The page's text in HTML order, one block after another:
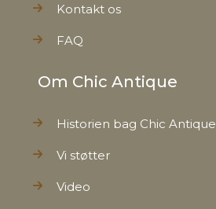
Kontakt os
FAQ
Om Chic Antique
Historien bag Chic Antique
Vi støtter
Video